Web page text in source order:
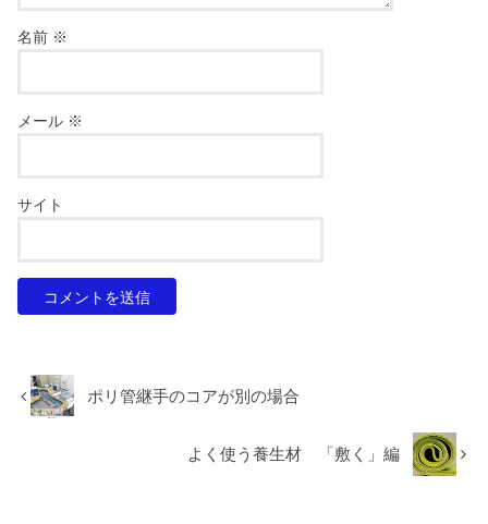
名前 ※
メール ※
サイト
ポリ管継手のコアが別の場合
よく使う養生材 「敷く」編